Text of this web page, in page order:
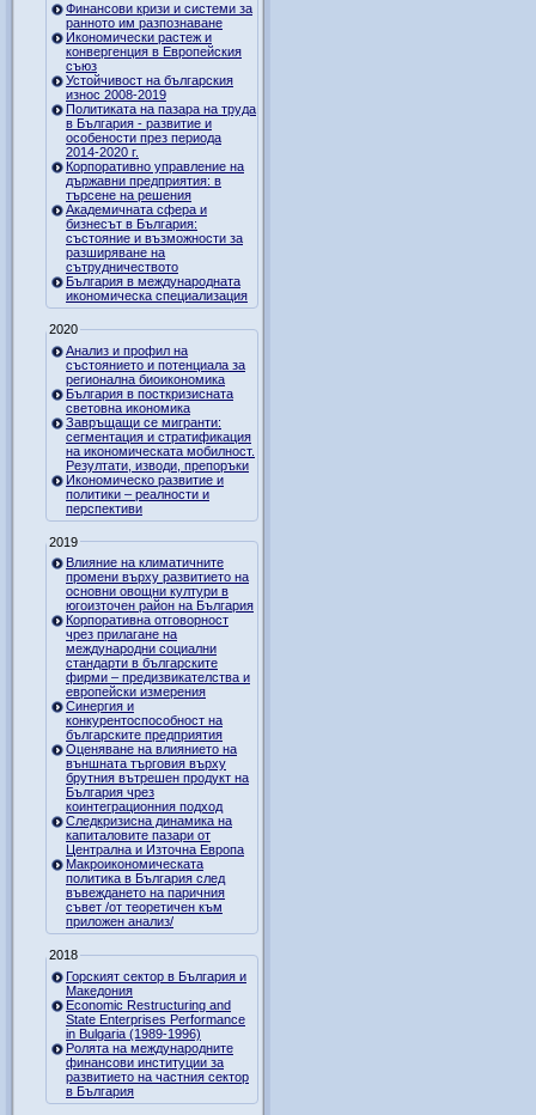
Финансови кризи и системи за
ранното им разпознаване
Икономически растеж и
конвергенция в Европейския
съюз
Устойчивост на българския
износ 2008-2019
Политиката на пазара на труда
в България - развитие и
особености през периода
2014-2020 г.
Корпоративно управление на
държавни предприятия: в
търсене на решения
Академичната сфера и
бизнесът в България:
състояние и възможности за
разширяване на
сътрудничеството
България в международната
икономическа специализация
2020
Анализ и профил на
състоянието и потенциала за
регионална биоикономика
България в посткризисната
световна икономика
Завръщащи се мигранти:
сегментация и стратификация
на икономическата мобилност.
Резултати, изводи, препоръки
Икономическо развитие и
политики – реалности и
перспективи
2019
Влияние на климатичните
промени върху развитието на
основни овощни култури в
югоизточен район на България
Корпоративна отговорност
чрез прилагане на
международни социални
стандарти в българските
фирми – предизвикателства и
европейски измерения
Синергия и
конкурентоспособност на
българските предприятия
Оценяване на влиянието на
външната търговия върху
брутния вътрешен продукт на
България чрез
коинтеграционния подход
Следкризисна динамика на
капиталовите пазари от
Централна и Източна Европа
Макроикономическата
политика в България след
въвеждането на паричния
съвет /от теоретичен към
приложен анализ/
2018
Горският сектор в България и
Македония
Economic Restructuring and
State Enterprises Performance
in Bulgaria (1989-1996)
Ролята на международните
финансови институции за
развитието на частния сектор
в България